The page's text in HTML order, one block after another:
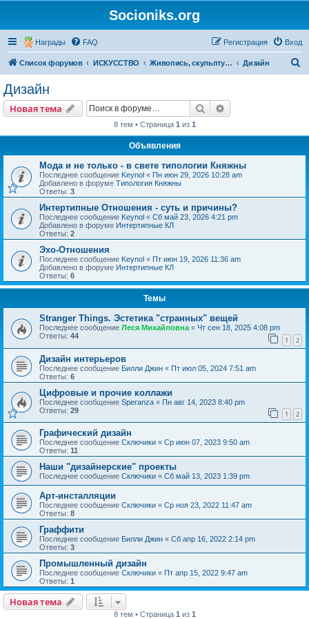
Socioniks.org
Награды FAQ Вход
Регистрация
Список форумов ИСКУССТВО Живопись, скульптура, графика Дизайн
Дизайн
Новая тема Поиск
8 тем • Страница 1 из 1
Объявления
Мода и не только - в свете типологии Княжны
Последнее сообщение Keynol « Пн июн 29, 2026 10:28 am
Добавлено в форуме Типология Княжны
Ответы: 3
Интертипные Отношения - суть и причины?
Последнее сообщение Keynol « Сб май 23, 2026 4:21 pm
Добавлено в форуме Интертипные КЛ
Ответы: 2
Эхо-Отношения
Последнее сообщение Keynol « Пт июн 19, 2026 11:36 am
Добавлено в форуме Интертипные КЛ
Ответы: 6
Темы
Stranger Things. Эстетика "странных" вещей
Последнее сообщение Леся Михайловна « Чт сен 18, 2025 4:08 pm
Ответы: 44 1 2
Дизайн интерьеров
Последнее сообщение Билли Джин « Пт июл 05, 2024 7:51 am
Ответы: 6
Цифровые и прочие коллажи
Последнее сообщение Speranza « Пн авг 14, 2023 8:40 pm
Ответы: 29 1 2
Графический дизайн
Последнее сообщение Сключики « Ср июн 07, 2023 9:50 am
Ответы: 11
Наши "дизайнерские" проекты
Последнее сообщение Сключики « Сб май 13, 2023 1:39 pm
Арт-инсталляции
Последнее сообщение Сключики « Ср ноя 23, 2022 11:47 am
Ответы: 8
Граффити
Последнее сообщение Билли Джин « Сб апр 16, 2022 2:14 pm
Ответы: 3
Промышленный дизайн
Последнее сообщение Сключики « Пт апр 15, 2022 9:47 am
Ответы: 1
Новая тема
8 тем • Страница 1 из 1